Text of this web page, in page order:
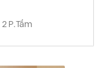
2 P.Tắm